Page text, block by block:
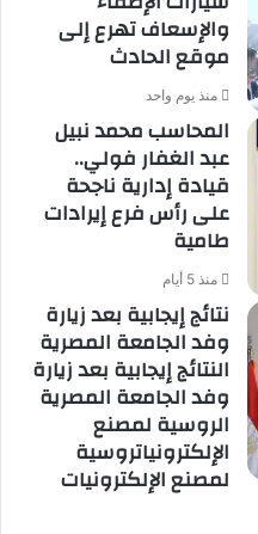
والإسعاف تهرع إلى
موقع الحادث
منذ يوم واحد
المحاسب محمد نبيل
عبد الغفار فولي..
قيادة إدارية ناجحة
على رأس فرع إيرادات
طامية
منذ 5 أيام
نتائج إيجابية بعد زيارة
وفد الجامعة المصرية
النتائج إيجابية بعد زيارة
وفد الجامعة المصرية
الروسية لمصنع
الإلكترونياتروسية
لمصنع الإلكترونيات